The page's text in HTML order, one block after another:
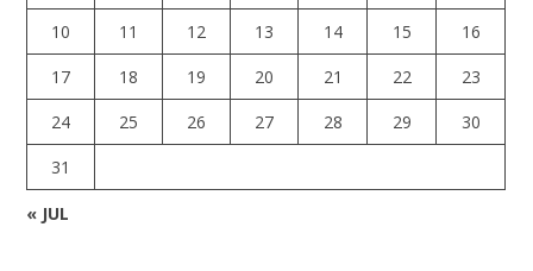
10
11 12 13 14 15
16
17
18 19 20 21 22
23
24
25 26 27 28 29
30
31
« JUL